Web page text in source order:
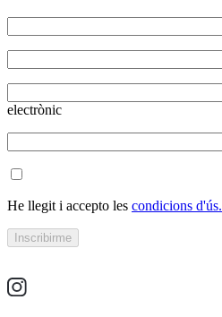
electrònic
He llegit i accepto les condicions d'ús.